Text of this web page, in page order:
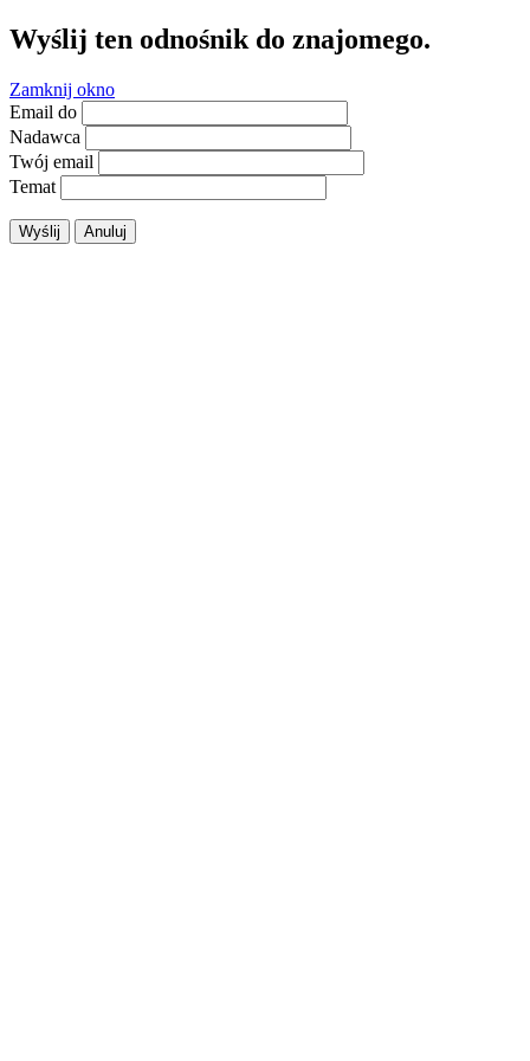
Wyślij ten odnośnik do znajomego.
Zamknij okno
Email do
Nadawca
Twój email
Temat
Wyślij Anuluj